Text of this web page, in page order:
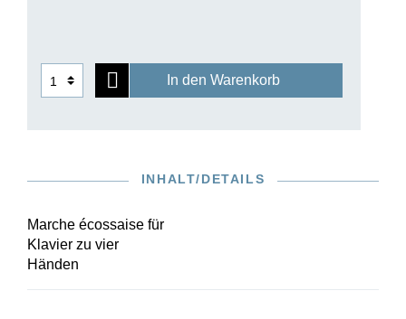
Repertoire.
In den Warenkorb
INHALT/DETAILS
Marche écossaise für
Klavier zu vier
Händen